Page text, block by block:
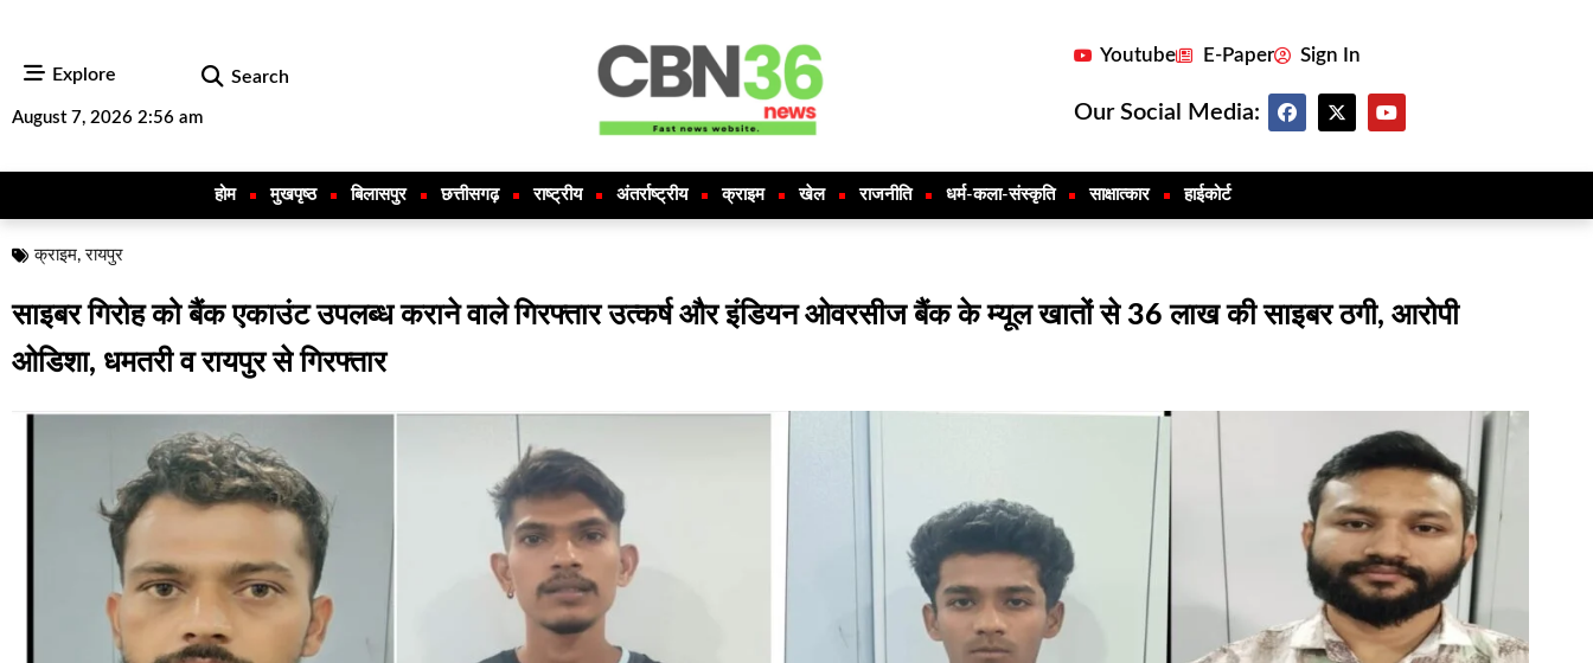
Explore Search
August 7, 2026 2:56 am
Youtube E-Paper Sign In
Our Social Media:
होम मुखपृष्ठ बिलासपुर छत्तीसगढ़ राष्ट्रीय अंतर्राष्ट्रीय क्राइम खेल राजनीति धर्म-कला-संस्कृति साक्षात्कार हाईकोर्ट
क्राइम,रायपुर
साइबर गिरोह को बैंक एकाउंट उपलब्ध कराने वाले गिरफ्तार उत्कर्ष और इंडियन ओवरसीज बैंक के म्यूल खातों से 36 लाख की साइबर ठगी, आरोपी
ओडिशा, धमतरी व रायपुर से गिरफ्तार